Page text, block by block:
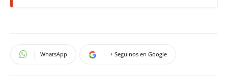
WhatsApp + Seguinos en Google